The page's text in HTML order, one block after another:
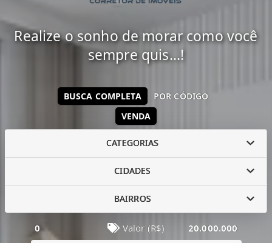
Realize o sonho de morar como você
sempre quis...!
VENDA
BUSCA COMPLETA POR CÓDIGO
CATEGORIAS
CIDADES
BAIRROS
0 Valor (R$) 20.000.000